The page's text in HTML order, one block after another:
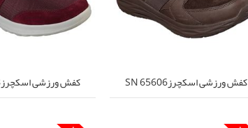
کفش ورزشی اسکچرزSN 65606 کفش ورزشی اسکچرزSN 55418